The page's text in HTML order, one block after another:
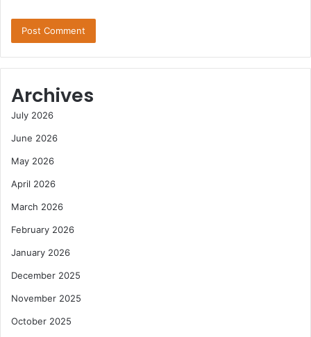
Archives
July 2026
June 2026
May 2026
April 2026
March 2026
February 2026
January 2026
December 2025
November 2025
October 2025